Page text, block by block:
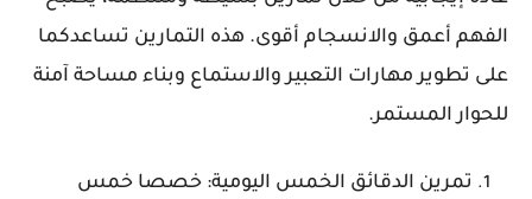
الفهم أعمق والانسجام أقوى. هذه التمارين تساعدكما
على تطوير مهارات التعبير والاستماع وبناء مساحة آمنة
للحوار المستمر.
تمرين الدقائق الخمس اليومية: خصصا خمس